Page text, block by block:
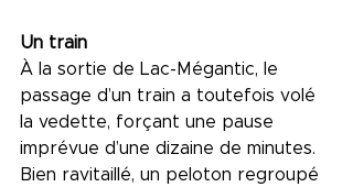
Un train
À la sortie de Lac-Mégantic, le
passage d’un train a toutefois volé
la vedette, forçant une pause
imprévue d’une dizaine de minutes.
Bien ravitaillé, un peloton regroupé